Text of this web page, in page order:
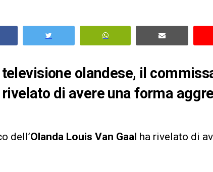
olandese, il
di avere una forma
dell’Olanda Louis Van Gaal ha rivelato di